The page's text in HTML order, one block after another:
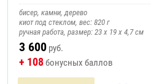
бисер, камни, дерево
киот под стеклом, вес: 820 г
ручная работа, размер: 23 х 19 х 4,7 см
3 600 руб.
+ 108бонусных баллов